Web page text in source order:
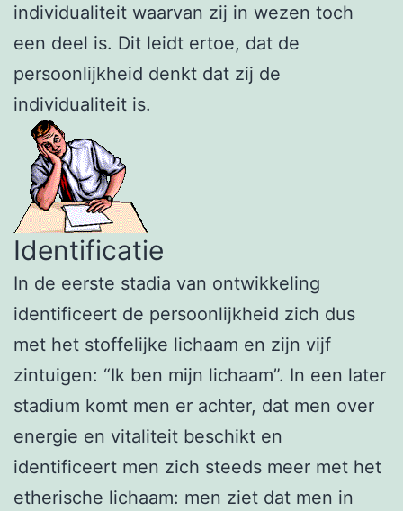
individualiteit waarvan zij in wezen toch
een deel is. Dit leidt ertoe, dat de
persoonlijkheid denkt dat zij de
individualiteit is.
Identificatie
In de eerste stadia van ontwikkeling
identificeert de persoonlijkheid zich dus
met het stoffelijke lichaam en zijn vijf
zintuigen: “Ik ben mijn lichaam”. In een later
stadium komt men er achter, dat men over
energie en vitaliteit beschikt en
identificeert men zich steeds meer met het
etherische lichaam: men ziet dat men in